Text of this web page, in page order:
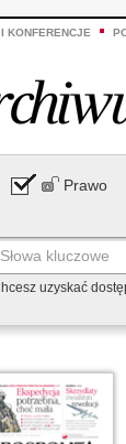
KONFERENCJE
Prawo
uzyskać